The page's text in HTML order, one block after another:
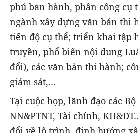
phủ ban hành, phân công cụ
ngành xây dựng văn bản thi
tiến độ cụ thể; triển khai tập
truyền, phổ biến nội dung
đổi), các văn bản thi hành;
giám sát,…
Tại cuộc họp, lãnh đạo các
NN&PTNT, Tài chính,